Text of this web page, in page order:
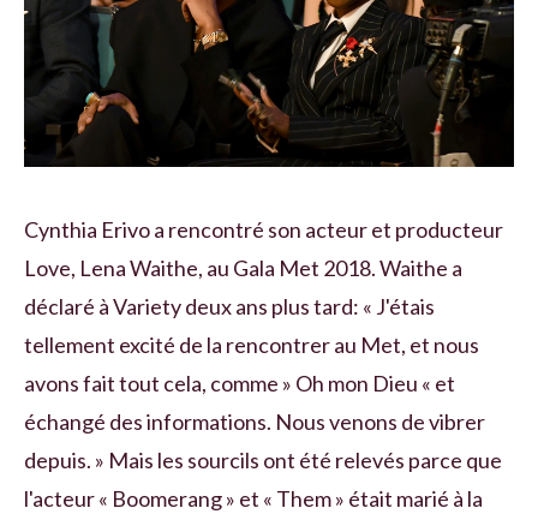
Cynthia Erivo a rencontré son acteur et producteur
Love, Lena Waithe, au Gala Met 2018. Waithe a
déclaré à Variety deux ans plus tard: « J'étais
tellement excité de la rencontrer au Met, et nous
avons fait tout cela, comme » Oh mon Dieu « et
échangé des informations. Nous venons de vibrer
depuis. » Mais les sourcils ont été relevés parce que
l'acteur « Boomerang » et « Them » était marié à la